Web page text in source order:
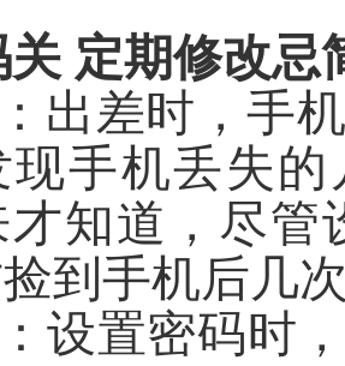
定期修改忌
出差时，手
现手机丢失
知道，尽
到手机后几
设置密码时